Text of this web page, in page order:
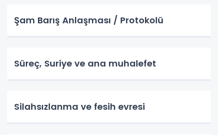
Şam Barış Anlaşması / Protokolü
Süreç, Suriye ve ana muhalefet
Silahsızlanma ve fesih evresi